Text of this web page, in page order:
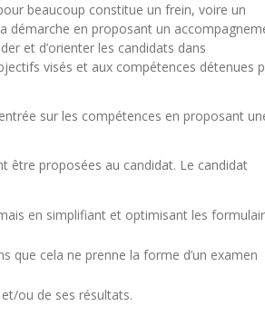
beaucoup constitue un frein, voire un
démarche en proposant un
et d’orienter les candidats dans
visés et aux compétences détenues
sur les compétences en proposant
être proposées au candidat. Le candidat
en simplifiant et optimisant les
que cela ne prenne la forme d’un examen
ou de ses résultats.